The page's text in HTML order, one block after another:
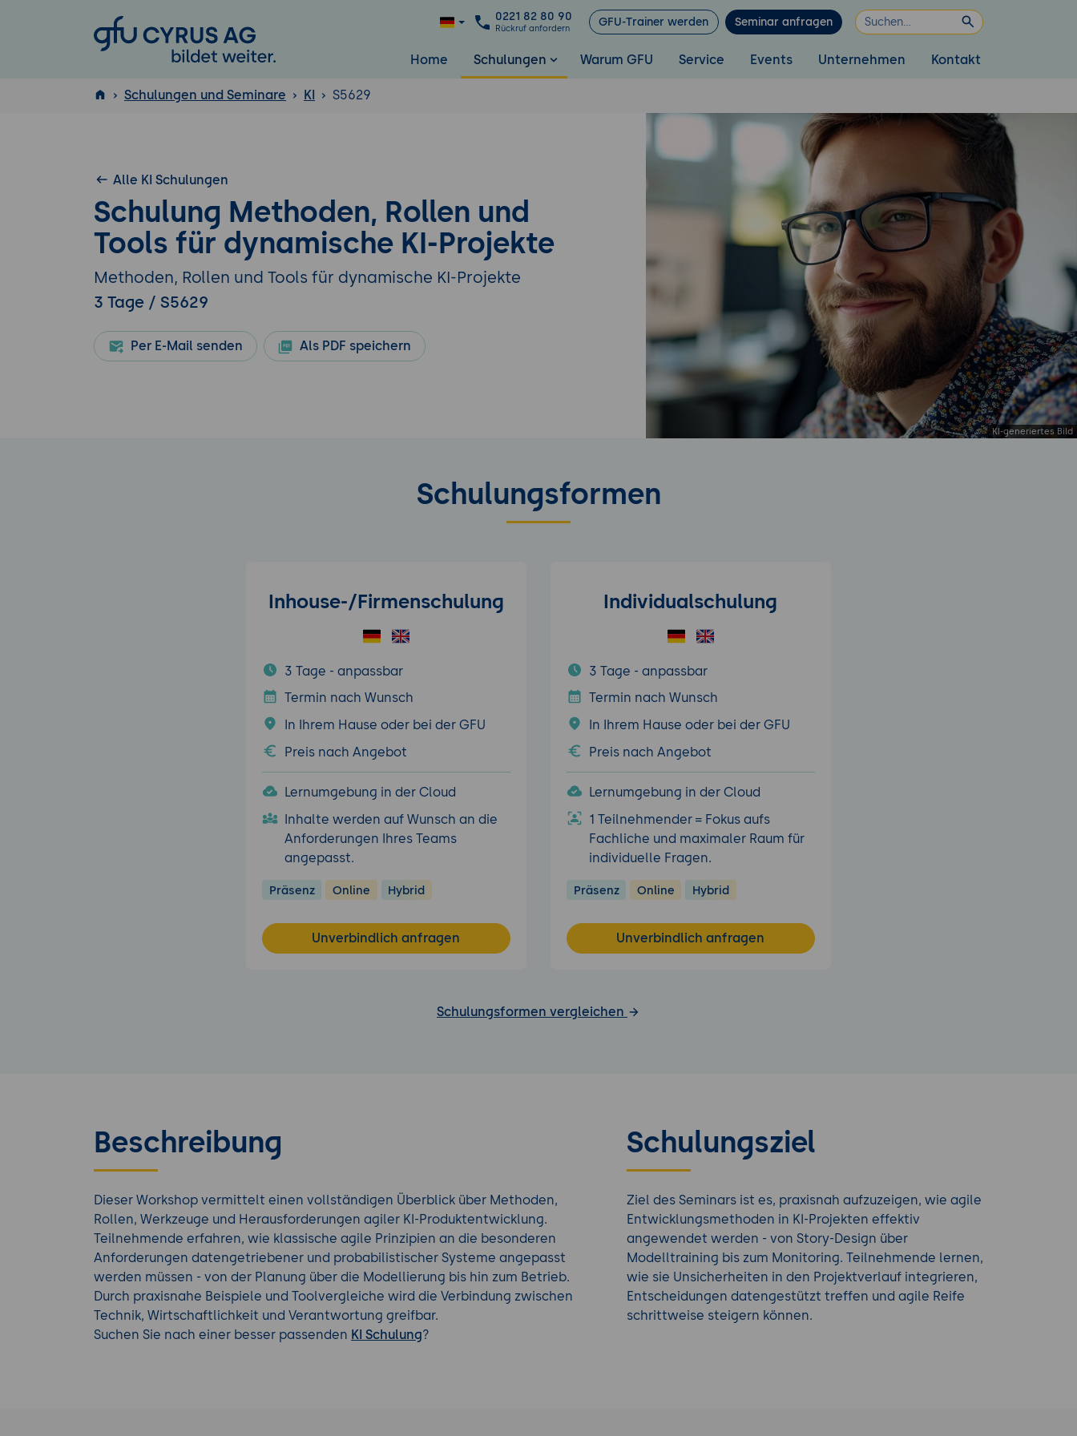
GFU Cyrus AG
0221 82 80 90
Rückruf anfordern GFU-Trainer werden Seminar anfragen
Home Schulungen Warum GFU Service Events Unternehmen Kontakt
ISTQB
Schulungen und Seminare KI S5629
Alle KI Schulungen
Schulung Methoden, Rollen und
Tools für dynamische KI-Projekte
Methoden, Rollen und Tools für dynamische KI-Projekte
3 Tage / S5629
Per E-Mail senden Als PDF speichern
Schulungsformen
Inhouse-/Firmenschulung
3 Tage - anpassbar
Termin nach Wunsch
In Ihrem Hause oder bei der GFU
Preis nach Angebot
Lernumgebung in der Cloud
Inhalte werden auf Wunsch an die
Anforderungen Ihres Teams
angepasst.
Präsenz Online Hybrid
Unverbindlich anfragen
Individualschulung
3 Tage - anpassbar
Termin nach Wunsch
In Ihrem Hause oder bei der GFU
Preis nach Angebot
Lernumgebung in der Cloud
1 Teilnehmender = Fokus aufs
Fachliche und maximaler Raum für
individuelle Fragen.
Präsenz Online Hybrid
Unverbindlich anfragen
Schulungsformen vergleichen
Beschreibung
Dieser Workshop vermittelt einen vollständigen Überblick über Methoden,
Rollen, Werkzeuge und Herausforderungen agiler KI-Produktentwicklung.
Teilnehmende erfahren, wie klassische agile Prinzipien an die besonderen
Anforderungen datengetriebener und probabilistischer Systeme angepasst
werden müssen - von der Planung über die Modellierung bis hin zum Betrieb.
Durch praxisnahe Beispiele und Toolvergleiche wird die Verbindung zwischen
Technik, Wirtschaftlichkeit und Verantwortung greifbar.
Suchen Sie nach einer besser passenden KI Schulung?
Schulungsziel
Ziel des Seminars ist es, praxisnah aufzuzeigen, wie agile
Entwicklungsmethoden in KI-Projekten effektiv
angewendet werden - von Story-Design über
Modelltraining bis zum Monitoring. Teilnehmende lernen,
wie sie Unsicherheiten in den Projektverlauf integrieren,
Entscheidungen datengestützt treffen und agile Reife
schrittweise steigern können.